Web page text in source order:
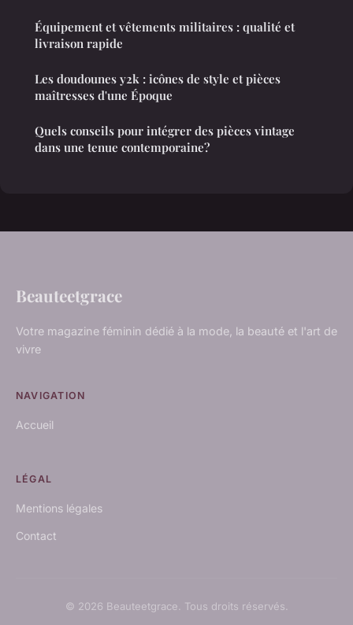
Équipement et vêtements militaires : qualité et
livraison rapide
Les doudounes y2k : icônes de style et pièces
maîtresses d'une Époque
Quels conseils pour intégrer des pièces vintage
dans une tenue contemporaine?
Beauteetgrace
Votre magazine féminin dédié à la mode, la beauté et l'art de
vivre
NAVIGATION
Accueil
LÉGAL
Mentions légales
Contact
© 2026 Beauteetgrace. Tous droits réservés.